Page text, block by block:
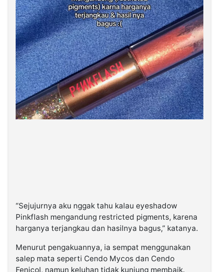
“Sejujurnya aku nggak tahu kalau eyeshadow
Pinkflash mengandung restricted pigments, karena
harganya terjangkau dan hasilnya bagus,” katanya.
Menurut pengakuannya, ia sempat menggunakan
salep mata seperti Cendo Mycos dan Cendo
Fenicol, namun keluhan tidak kunjung membaik.